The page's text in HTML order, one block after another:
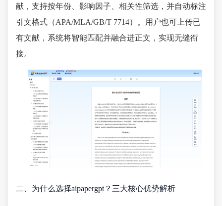
献，支持按年份、影响因子、相关性筛选，并自动标注
引文格式（APA/MLA/GB/T 7714）。用户也可上传已
有文献，系统将智能匹配并融合进正文，实现无缝衔
接。
二、为什么选择aipapergpt？三大核心优势解析